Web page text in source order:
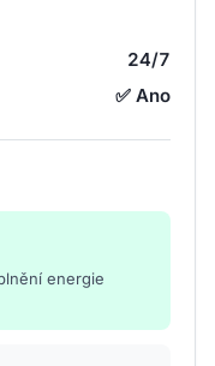
24/7
✅ Ano
energie